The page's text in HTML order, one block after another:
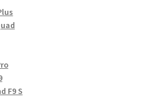
F9 S